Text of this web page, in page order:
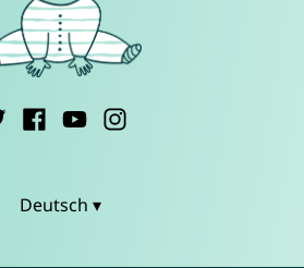
Deutsch ▾